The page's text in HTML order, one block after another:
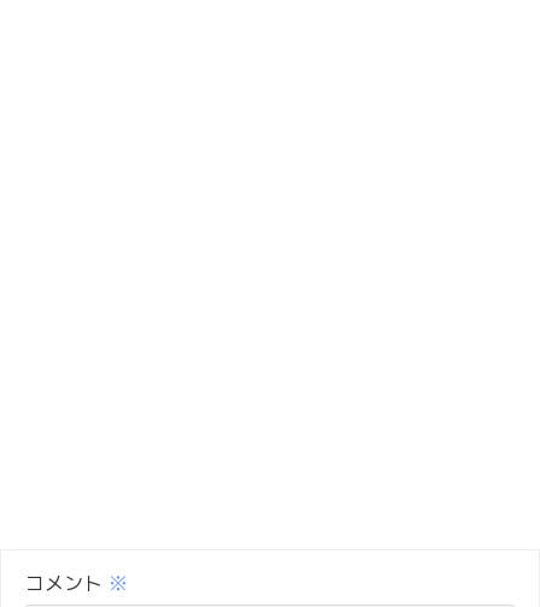
コメント ※